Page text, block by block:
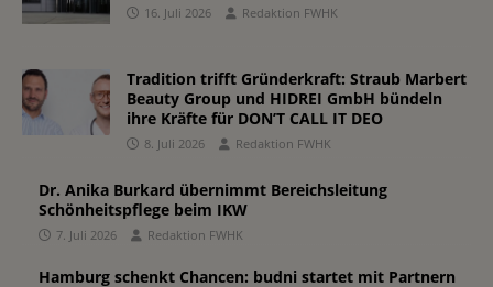
16. Juli 2026 Redaktion FWHK
Tradition trifft Gründerkraft: Straub Marbert
Beauty Group und HIDREI GmbH bündeln
ihre Kräfte für DON’T CALL IT DEO
8. Juli 2026 Redaktion FWHK
Dr. Anika Burkard übernimmt Bereichsleitung
Schönheitspflege beim IKW
7. Juli 2026 Redaktion FWHK
Hamburg schenkt Chancen: budni startet mit Partnern